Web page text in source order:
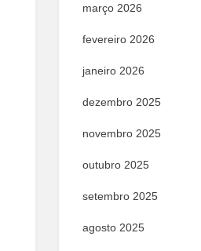
março 2026
fevereiro 2026
janeiro 2026
dezembro 2025
novembro 2025
outubro 2025
setembro 2025
agosto 2025